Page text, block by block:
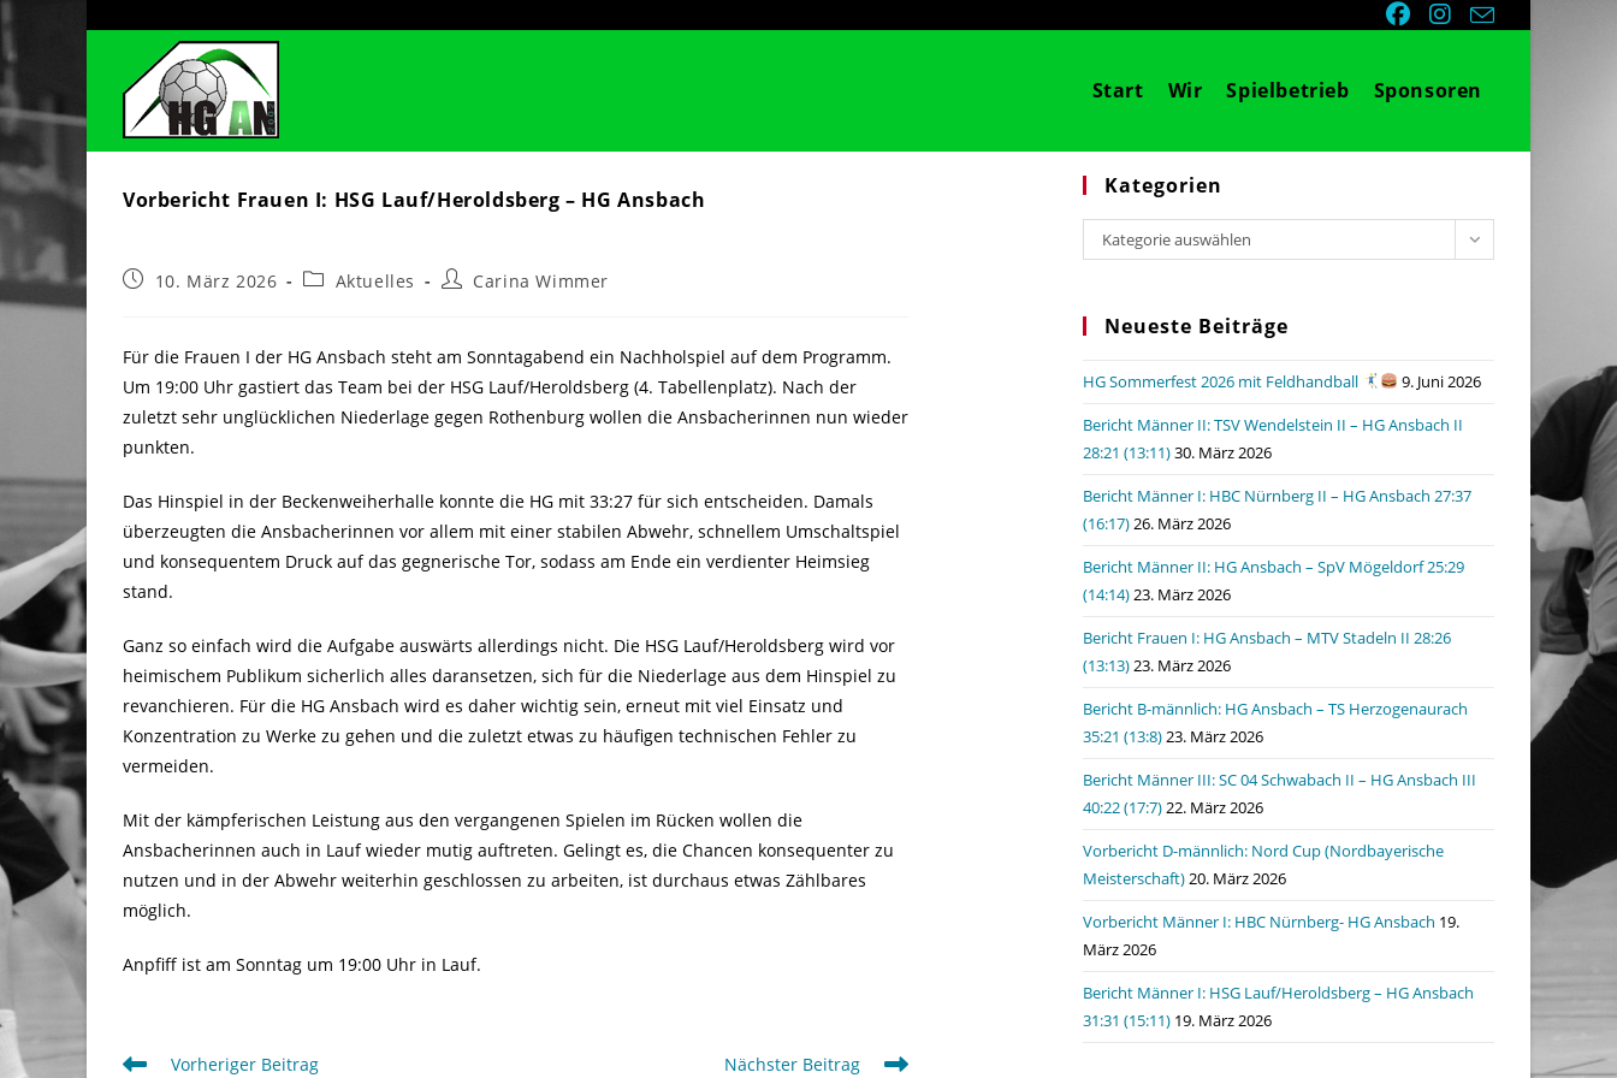
springen
Start Wir Spielbetrieb Sponsoren
Vorbericht Frauen I: HSG Lauf/Heroldsberg – HG Ansbach
Beitrag10. März 2026
Beitrags-
Aktuelles
Beitrags-
Carina Wimmer
Für die Frauen I der HG Ansbach steht am Sonntagabend ein Nachholspiel auf dem Programm.
Um 19:00 Uhr gastiert das Team bei der HSG Lauf/Heroldsberg (4. Tabellenplatz). Nach der
zuletzt sehr unglücklichen Niederlage gegen Rothenburg wollen die Ansbacherinnen nun wieder
punkten.
Das Hinspiel in der Beckenweiherhalle konnte die HG mit 33:27 für sich entscheiden. Damals
überzeugten die Ansbacherinnen vor allem mit einer stabilen Abwehr, schnellem Umschaltspiel
und konsequentem Druck auf das gegnerische Tor, sodass am Ende ein verdienter Heimsieg
stand.
Ganz so einfach wird die Aufgabe auswärts allerdings nicht. Die HSG Lauf/Heroldsberg wird vor
heimischem Publikum sicherlich alles daransetzen, sich für die Niederlage aus dem Hinspiel zu
revanchieren. Für die HG Ansbach wird es daher wichtig sein, erneut mit viel Einsatz und
Konzentration zu Werke zu gehen und die zuletzt etwas zu häufigen technischen Fehler zu
vermeiden.
Mit der kämpferischen Leistung aus den vergangenen Spielen im Rücken wollen die
Ansbacherinnen auch in Lauf wieder mutig auftreten. Gelingt es, die Chancen konsequenter zu
nutzen und in der Abwehr weiterhin geschlossen zu arbeiten, ist durchaus etwas Zählbares
möglich.
Anpfiff ist am Sonntag um 19:00 Uhr in Lauf.
WeitereVorheriger Beitrag Nächster Beitrag
Kategorien
Kategorien
Kategorie auswählen
Neueste Beiträge
HG Sommerfest 2026 mit Feldhandball
9. Juni 2026
Bericht Männer II: TSV Wendelstein II – HG Ansbach II
28:21 (13:11)30. März 2026
Bericht Männer I: HBC Nürnberg II – HG Ansbach 27:37
(16:17)26. März 2026
Bericht Männer II: HG Ansbach – SpV Mögeldorf 25:29
(14:14)23. März 2026
Bericht Frauen I: HG Ansbach – MTV Stadeln II 28:26
(13:13)23. März 2026
Bericht B-männlich: HG Ansbach – TS Herzogenaurach
35:21 (13:8)23. März 2026
Bericht Männer III: SC 04 Schwabach II – HG Ansbach III
40:22 (17:7)22. März 2026
Vorbericht D-männlich: Nord Cup (Nordbayerische
Meisterschaft)20. März 2026
Vorbericht Männer I: HBC Nürnberg- HG Ansbach 19.
März 2026
Bericht Männer I: HSG Lauf/Heroldsberg – HG Ansbach
31:31 (15:11) 19. März 2026